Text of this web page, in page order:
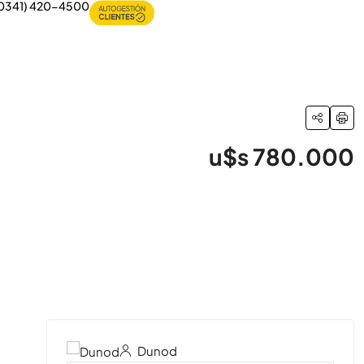
420-4500
u$s 780.000
Dunod